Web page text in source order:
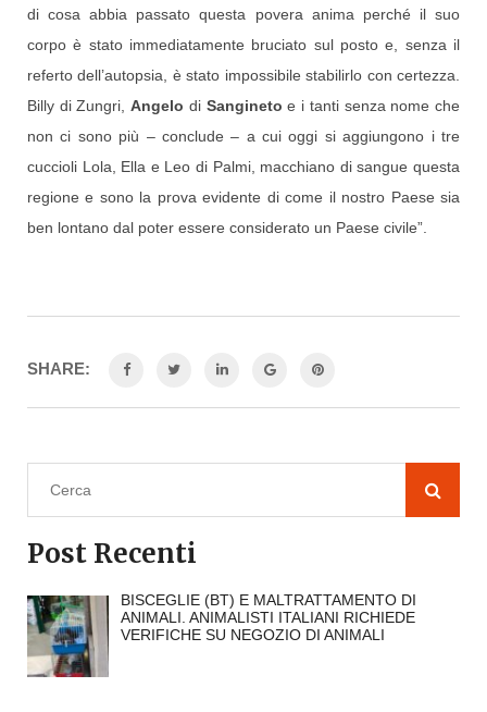
di cosa abbia passato questa povera anima perché il suo
corpo è stato immediatamente bruciato sul posto e, senza il
referto dell’autopsia, è stato impossibile stabilirlo con certezza.
Billy di Zungri,Angelo di Sangineto e i tanti senza nome che
non ci sono più – conclude – a cui oggi si aggiungono i tre
cuccioli Lola, Ella e Leo di Palmi, macchiano di sangue questa
regione e sono la prova evidente di come il nostro Paese sia
ben lontano dal poter essere considerato un Paese civile”.
SHARE:
Post Recenti
BISCEGLIE (BT) E MALTRATTAMENTO DI
ANIMALI. ANIMALISTI ITALIANI RICHIEDE
VERIFICHE SU NEGOZIO DI ANIMALI